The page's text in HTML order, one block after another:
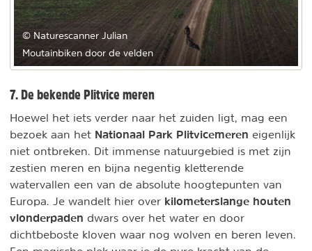
© Naturescanner Julian
Moutainbiken door de velden
7. De bekende Plitvice meren
Hoewel het iets verder naar het zuiden ligt, mag een
bezoek aan het Nationaal Park Plitvicemeren eigenlijk
niet ontbreken. Dit immense natuurgebied is met zijn
zestien meren en bijna negentig kletterende
watervallen een van de absolute hoogtepunten van
Europa. Je wandelt hier over kilometerslange houten
vlonderpaden dwars over het water en door
dichtbeboste kloven waar nog wolven en beren leven.